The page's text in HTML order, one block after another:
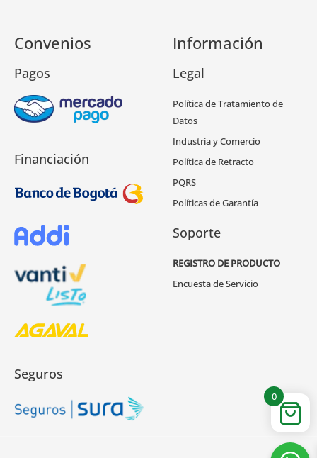
0
Convenios
Pagos
Financiación
Seguros
Información
Legal
Política de Tratamiento de
Datos
Industria y Comercio
Política de Retracto
PQRS
Políticas de Garantía
Soporte
REGISTRO DE PRODUCTO
Encuesta de Servicio